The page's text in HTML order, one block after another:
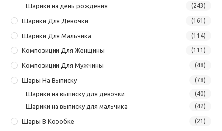
Шарики на день рождения (243)
Шарики Для Девочки (161)
Шарики Для Мальчика (114)
Композиции Для Женщины (111)
Композиции Для Мужчины (48)
Шары На Выписку (78)
Шарики на выписку для девочки (40)
Шарики на выписку для мальчика (42)
Шары В Коробке (21)